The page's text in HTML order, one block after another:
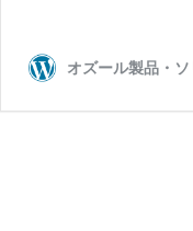
オズール製品・